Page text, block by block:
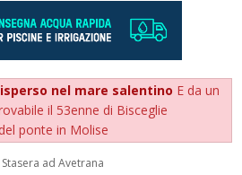
nel mare salentino E da un
il 53enne di Bisceglie
ponte in Molise
ad Avetrana